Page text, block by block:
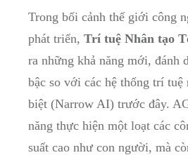
Trong bối cảnh thế giới công
phát triển, Trí tuệ Nhân tạo
ra những khả năng mới, đánh
bậc so với các hệ thống trí tuệ
biệt (Narrow AI) trước đây.
năng thực hiện một loạt các
suất cao như con người, mà